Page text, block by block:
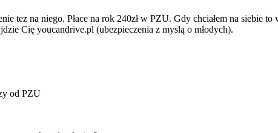
tez na niego. Płace na rok 240zł w PZU. Gdy chciałem na
Cię youcandrive.pl (ubezpieczenia z myslą o młodych).
od PZU